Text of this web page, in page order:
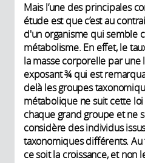
Mais l’une des principales
étude est que c’est au
d'un organisme qui semble
métabolisme. En effet, le
la masse corporelle par une
exposant ¾ qui est
delà les groupes
métabolique ne suit cette loi
chaque grand groupe et ne
considère des individus
taxonomiques différents.
ce soit la croissance, et non